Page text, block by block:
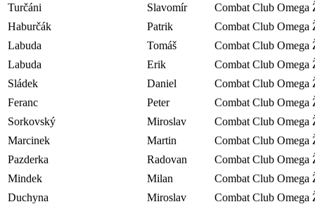
Turčáni
Slavomír
Combat Club Omega
Haburčák
Patrik
Combat Club Omega
Labuda
Tomáš
Combat Club Omega
Labuda
Erik
Combat Club Omega
Sládek
Daniel
Combat Club Omega
Feranc
Peter
Combat Club Omega
Sorkovský
Miroslav
Combat Club Omega
Marcinek
Martin
Combat Club Omega
Pazderka
Radovan
Combat Club Omega
Mindek
Milan
Combat Club Omega
Duchyna
Miroslav
Combat Club Omega